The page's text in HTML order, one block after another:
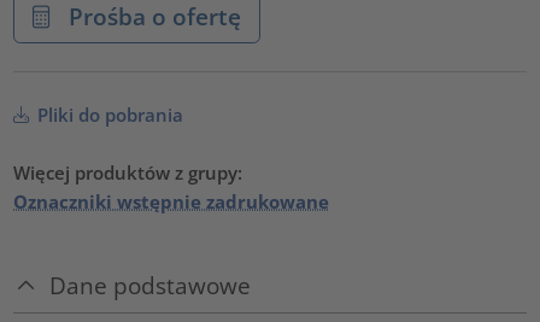
Prośba o ofertę
Pliki do pobrania
Więcej produktów z grupy:
Oznaczniki wstępnie zadrukowane
Dane podstawowe